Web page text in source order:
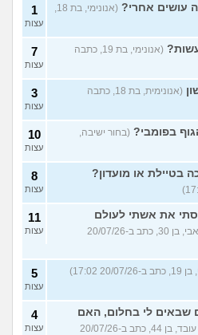
עושים אחרי?
(אנונימי, בת 18,
1
עצות
(אנונימי, בת 19, כתבה
7
עצות
(אנונימית, בת 18, כתבה
3
עצות
בפומבי? (בחור ישיבה,
10
עצות
בטיילת או מועדון? 8
עצות
את אשתי לעולם
(אבי, בן 30, כתב ב-20/07/26
11
עצות
07/26 17:02)
5
עצות
שבאים לי בחלום, האם
(אב עובד, בן 44, כתב ב-20/07/26
4
עצות